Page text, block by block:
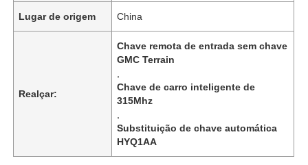
Lugar de origem China
Realçar:
Chave remota de entrada sem chave
GMC Terrain
Chave de carro inteligente de
315Mhz
Substituição de chave automática
HYQ1AA